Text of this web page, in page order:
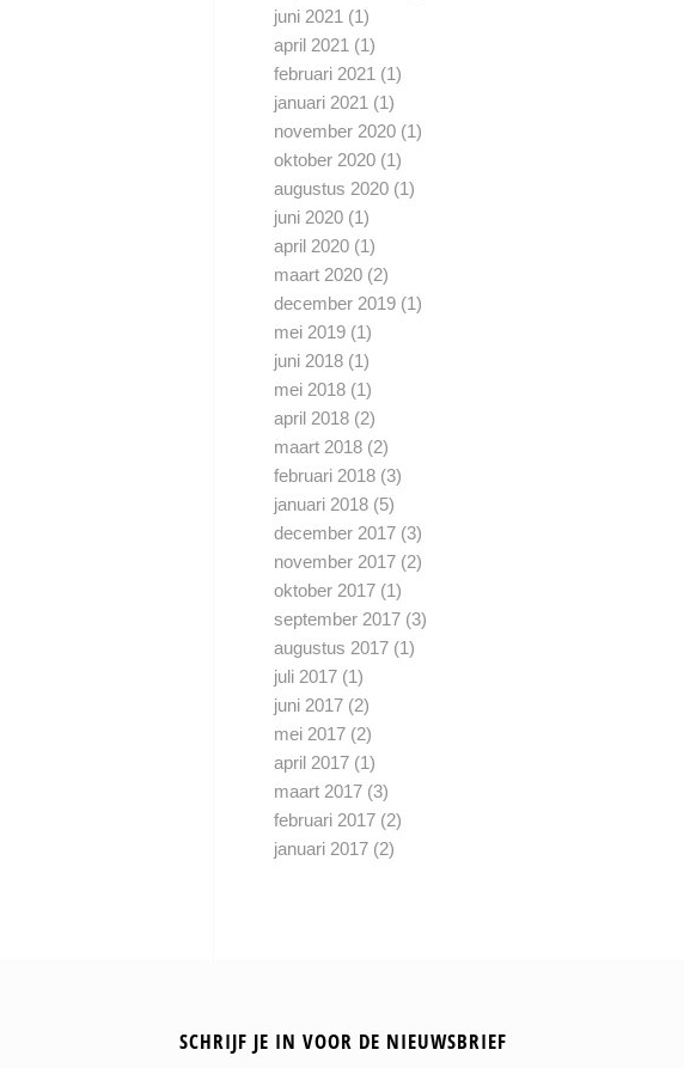
juni 2021 (1)
april 2021 (1)
februari 2021 (1)
januari 2021 (1)
november 2020 (1)
oktober 2020 (1)
augustus 2020 (1)
juni 2020 (1)
april 2020 (1)
maart 2020 (2)
december 2019 (1)
mei 2019 (1)
juni 2018 (1)
mei 2018 (1)
april 2018 (2)
maart 2018 (2)
februari 2018 (3)
januari 2018 (5)
december 2017 (3)
november 2017 (2)
oktober 2017 (1)
september 2017 (3)
augustus 2017 (1)
juli 2017 (1)
juni 2017 (2)
mei 2017 (2)
april 2017 (1)
maart 2017 (3)
februari 2017 (2)
januari 2017 (2)
SCHRIJF JE IN VOOR DE NIEUWSBRIEF